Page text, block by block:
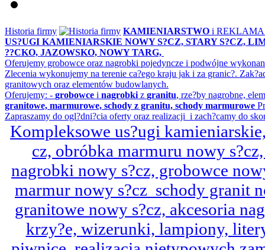
Historia firmy KAMIENIARSTWO i
US?UGI KAMIENIARSKIE NOWY S?CZ, STARY S?CZ,
??CKO, JAZOWSKO, NOWY TARG,
Oferujemy grobowce oraz nagrobki pojedyncze i podwójne
Zlecenia wykonujemy na terenie ca?ego kraju jak i za granic?.
granitowych oraz elementów budowlanych.
Oferujemy: - grobowce i nagrobki z granitu, rze?by nagrobne,
granitowe, marmurowe, schody z granitu, schody marmurowe
Zapraszamy do ogl?dni?cia oferty oraz realizacji i zach?camy do
Kompleksowe us?ugi
cz, obróbka marmuru nowy
nagrobki nowy s?cz, grobowce
marmur nowy s?cz schody granit
granitowe nowy s?cz, akcesoria
krzy?e, wizerunki, lampiony,